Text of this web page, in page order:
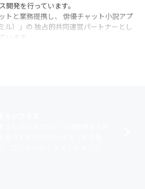
開発を行っています。
トと業務提携し、 俳優チャット小説アプ
ル）」の 独占的共同運営パートナーとし
います。
ートするサービス「AIナビゲーター」の
topics/20240725
>